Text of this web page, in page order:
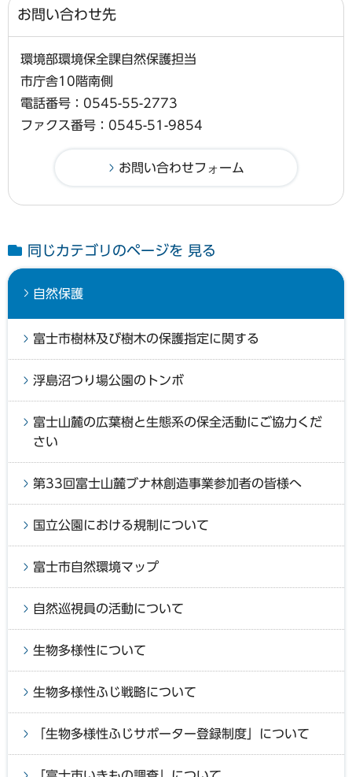
お問い合わせ先
環境部環境保全課自然保護担当
市庁舎10階南側
電話番号：0545-55-2773
ファクス番号：0545-51-9854
同じカテゴリのページを 見る
自然保護
富士市樹林及び樹木の保護指定に関する
浮島沼つり場公園のトンボ
富士山麓の広葉樹と生態系の保全活動にご協力くだ
さい
第33回富士山麓ブナ林創造事業参加者の皆様へ
国立公園における規制について
富士市自然環境マップ
自然巡視員の活動について
生物多様性について
生物多様性ふじ戦略について
「生物多様性ふじサポーター登録制度」について